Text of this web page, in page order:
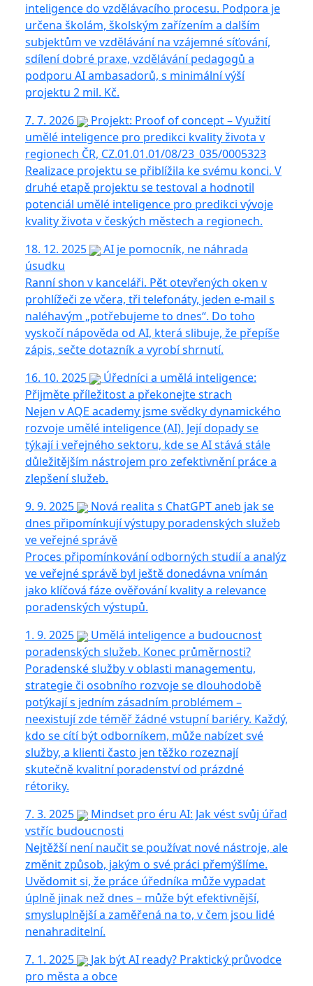
inteligence do vzdělávacího procesu. Podpora je
určena školám, školským zařízením a dalším
subjektům ve vzdělávání na vzájemné síťování,
sdílení dobré praxe, vzdělávání pedagogů a
podporu AI ambasadorů, s minimální výší
projektu 2 mil. Kč.
7. 7. 2026
Projekt: Proof of concept – Využití
umělé inteligence pro predikci kvality života v
regionech ČR, CZ.01.01.01/08/23_035/0005323
Realizace projektu se přiblížila ke svému konci. V
druhé etapě projektu se testoval a hodnotil
potenciál umělé inteligence pro predikci vývoje
kvality života v českých městech a regionech.
18. 12. 2025
AI je pomocník, ne náhrada
úsudku
Ranní shon v kanceláři. Pět otevřených oken v
prohlížeči ze včera, tři telefonáty, jeden e-mail s
naléhavým „potřebujeme to dnes“. Do toho
vyskočí nápověda od AI, která slibuje, že přepíše
zápis, sečte dotazník a vyrobí shrnutí.
16. 10. 2025
Úředníci a umělá inteligence:
Přijměte příležitost a překonejte strach
Nejen v AQE academy jsme svědky dynamického
rozvoje umělé inteligence (AI). Její dopady se
týkají i veřejného sektoru, kde se AI stává stále
důležitějším nástrojem pro zefektivnění práce a
zlepšení služeb.
9. 9. 2025
Nová realita s ChatGPT aneb jak se
dnes připomínkují výstupy poradenských služeb
ve veřejné správě
Proces připomínkování odborných studií a analýz
ve veřejné správě byl ještě donedávna vnímán
jako klíčová fáze ověřování kvality a relevance
poradenských výstupů.
1. 9. 2025
Umělá inteligence a budoucnost
poradenských služeb. Konec průměrnosti?
Poradenské služby v oblasti managementu,
strategie či osobního rozvoje se dlouhodobě
potýkají s jedním zásadním problémem –
neexistují zde téměř žádné vstupní bariéry. Každý,
kdo se cítí být odborníkem, může nabízet své
služby, a klienti často jen těžko rozeznají
skutečně kvalitní poradenství od prázdné
rétoriky.
7. 3. 2025
Mindset pro éru AI: Jak vést svůj úřad
vstříc budoucnosti
Nejtěžší není naučit se používat nové nástroje, ale
změnit způsob, jakým o své práci přemýšlíme.
Uvědomit si, že práce úředníka může vypadat
úplně jinak než dnes – může být efektivnější,
smysluplnější a zaměřená na to, v čem jsou lidé
nenahraditelní.
7. 1. 2025
Jak být AI ready? Praktický průvodce
pro města a obce